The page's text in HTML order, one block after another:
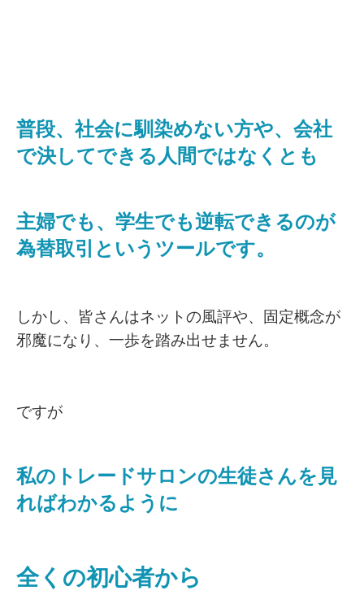
普段、社会に馴染めない方や、会社
で決してできる人間ではなくとも
主婦でも、学生でも逆転できるのが
為替取引というツールです。
しかし、皆さんはネットの風評や、固定概念が
邪魔になり、一歩を踏み出せません。
ですが
私のトレードサロンの生徒さんを見
ればわかるように
全くの初心者から